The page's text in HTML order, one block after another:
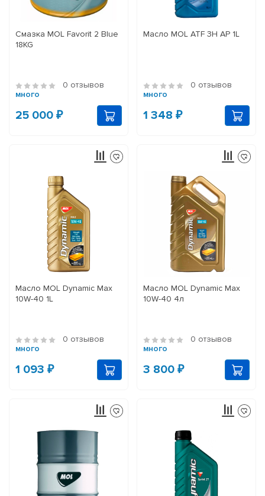
Смазка MOL Favorit 2 Blue
18KG
0 отзывов
много
25 000 ₽
Масло MOL ATF 3H AP 1L
0 отзывов
много
1 348 ₽
Масло MOL Dynamic Max
10W-40 1L
0 отзывов
много
1 093 ₽
Масло MOL Dynamic Max
10W-40 4л
0 отзывов
много
3 800 ₽